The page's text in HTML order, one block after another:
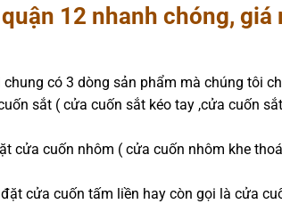
12 nhanh chóng, giá
có 3 dòng sản phẩm mà chúng tôi
sắt ( cửa cuốn sắt kéo tay ,cửa cuốn
cửa cuốn nhôm ( cửa cuốn nhôm khe
cửa cuốn tấm liền hay còn gọi là cửa